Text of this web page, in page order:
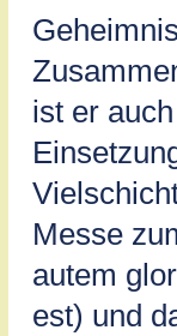
ist er
Messe
autem
est) und